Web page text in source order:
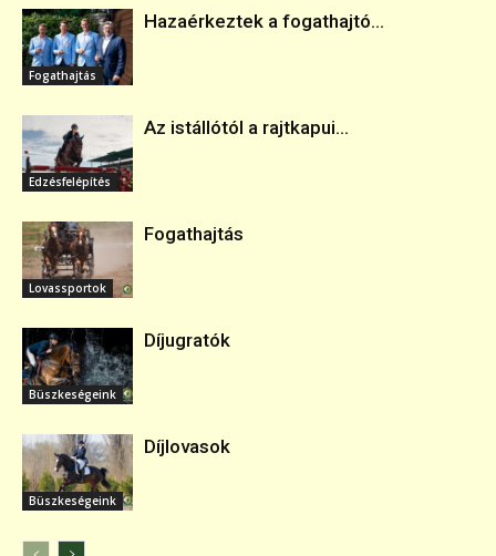
Fogathajtás
Hazaérkeztek a fogathajtó...
Edzésfelépítés
Az istállótól a rajtkapui...
Lovassportok
Fogathajtás
Büszkeségeink
Díjugratók
Büszkeségeink
Díjlovasok